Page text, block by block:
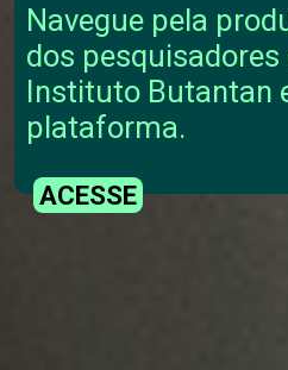
Navegue pela
dos
Instituto Butantan
plataforma.
ACESSE